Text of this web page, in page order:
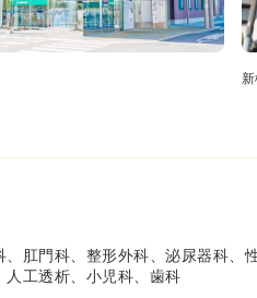
気になる 詳細を
肛門科、整形外科、泌尿器科、性
工透析、小児科、歯科